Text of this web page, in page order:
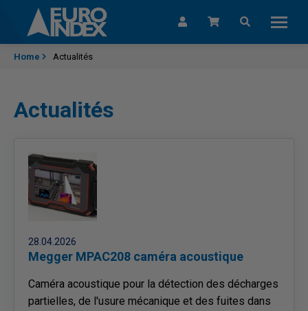
Passer au contenu
Home Actualités
Actualités
28.04.2026
Megger MPAC208 caméra acoustique
Caméra acoustique pour la détection des décharges
partielles, de l'usure mécanique et des fuites dans